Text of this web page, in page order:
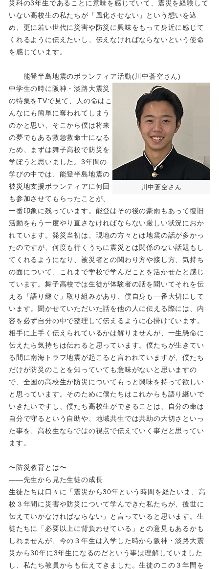
災科の3年生であることに意味を感じていて、震災を経験して
いない高校生の私たちが「風化させない」という想いを込
め、更に若い世代に災害や防災に興味をもって身近に感じて
くれるように伝えたいし、伝えなければならないという使命
を感じています。
――能登半島地震のボランティア活動(川中蒼空さん)
川中蒼空さん
中学生の時に阪神・淡路大震災
の特集をTVで見て、人の命はこ
んなにも簡単に奪われてしまう
のかと思い、そこから僕は将来
の夢でもある救急救命士になる
ため、まずは舞子高校で防災を
学ぼうと思いました。3年間の
学びの中では、能登半島地震の
被災地支援ボランティアに何回
も参加させてもらったことが、
一番印象に残っています。能登はその後の豪雨もあって復旧
活動をもう一度やり直さなければならない厳しい状況におか
れています。発災当初は、現地の方々とは地震の話が多かっ
たのですが、何度も行くうちに震災とは関係のない話題もし
てくれるようになり、被災者との関わり方や接し方、気持ち
の面について、これまで学校で学んだことを活かせたと感じ
ています。舞子高校では生徒が体験者の話を聞いてそれを伝
える「語り継ぐ」取り組みがあり、僕自身も一番大切にして
います。聞かせていただいた話を他の人に伝える際には、内
容を必ず自分の中で整理して伝えるように心掛けています。
相手に上手く伝えられているかは解りませんが、一生懸命に
伝えたら気持ちは伝わると思っています。僕たちが生きてい
る間に南海トラフ地震が起こると言われていますが、僕たち
だけが防災のことを知っていても意味がないと思いますの
で、全国の高校生が防災についてもっと興味を持って欲しい
と思っています。そのために僕たちはこれからも語り継いで
いきたいですし、僕たち高校生ができることは、自分の命は
自分で守るという自助や、地域共生では共助の大切さといっ
た事を、高校生ならではの視点で伝えていく事だと思ってい
ます。
〜防災教育とは〜
――先生から見た生徒の成長
生徒たちは口々に「震災から30年という時間を経たいま、高
校３年間に災害や防災について学んできた私たちが、後世に
伝えていかなければならない」と言っていると思います。生
徒たちに「必要以上に背負わせている」との意見もあるかも
しれませんが、今の３年生は入学した時から阪神・淡路大震
災から30年に3年生になるのだという事は理解していました
し、私たち教員からも伝えてきました。生徒のこの３年間を